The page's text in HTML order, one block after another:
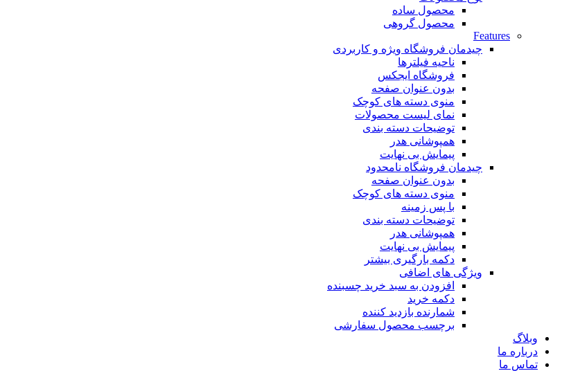
محصول ساده
محصول گروهی
Features
چیدمان فروشگاه ویژه و کاربردی
ناحیه فیلترها
فروشگاه ایجکس
بدون عنوان صفحه
منوی دسته های کوچک
نمای لیست محصولات
توضیحات دسته بندی
همپوشانی هدر
پیمایش بی نهایت
چیدمان فروشگاه نامحدود
بدون عنوان صفحه
منوی دسته های کوچک
با پس زمینه
توضیحات دسته بندی
همپوشانی هدر
پیمایش بی نهایت
دکمه بارگیری بیشتر
ویژگی های اضافی
افزودن به سبد خرید چسبنده
دکمه خرید
شمارنده بازدید کننده
برچسب محصول سفارشی
وبلاگ
درباره ما
تماس ما